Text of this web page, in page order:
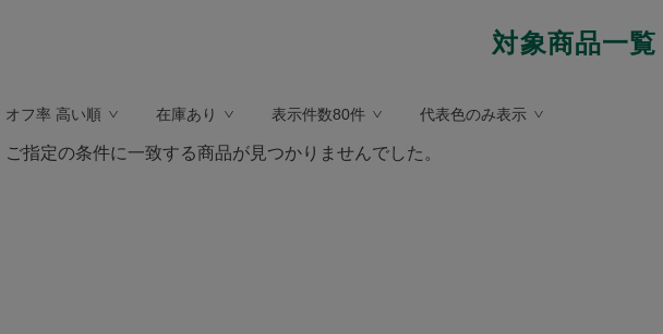
対象商品一覧
オフ率 高い順 在庫あり 表示件数80件 代表色のみ表示
ご指定の条件に一致する商品が見つかりませんでした。